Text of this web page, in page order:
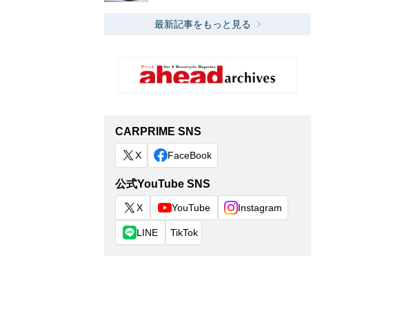
最新記事をもっと見る
CARPRIME SNS
X FaceBook
公式YouTube SNS
X YouTube Instagram
LINE TikTok